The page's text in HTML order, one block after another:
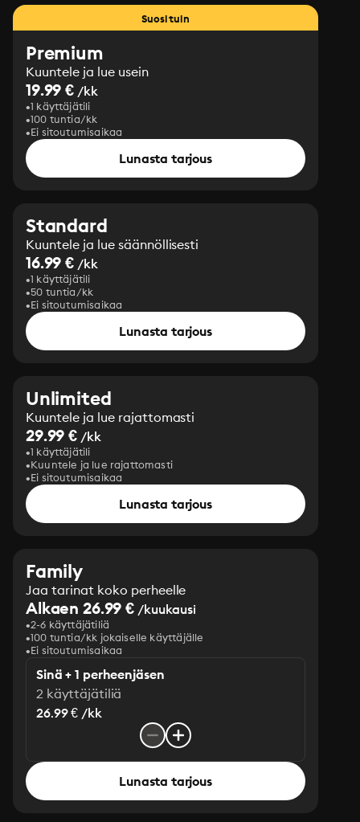
Suosituin
Premium
Kuuntele ja lue usein
19.99 € /kk
1 käyttäjätili
100 tuntia/kk
Ei sitoutumisaikaa
Lunasta tarjous
Standard
Kuuntele ja lue säännöllisesti
16.99 € /kk
1 käyttäjätili
50 tuntia/kk
Ei sitoutumisaikaa
Lunasta tarjous
Unlimited
Kuuntele ja lue rajattomasti
29.99 € /kk
1 käyttäjätili
Kuuntele ja lue rajattomasti
Ei sitoutumisaikaa
Lunasta tarjous
Family
Jaa tarinat koko perheelle
Alkaen 26.99 € /kuukausi
2-6 käyttäjätiliä
100 tuntia/kk jokaiselle käyttäjälle
Ei sitoutumisaikaa
Sinä + 1 perheenjäsen
2 käyttäjätiliä
26.99 € /kk
Lunasta tarjous